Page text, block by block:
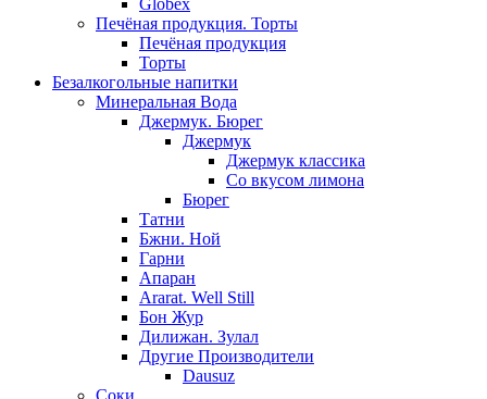
Globex
Печёная продукция. Торты
Печёная продукция
Торты
Безалкогольные напитки
Минеральная Вода
Джермук. Бюрег
Джермук
Джермук классика
Со вкусом лимона
Бюрег
Татни
Бжни. Ной
Гарни
Апаран
Ararat. Well Still
Бон Жур
Дилижан. Зулал
Другие Производители
Dausuz
Соки